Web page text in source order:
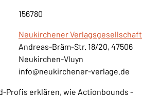
156780
Neukirchener Verlagsgesellschaft
Andreas-Bräm-Str. 18/20, 47506
Neukirchen-Vluyn
info@neukirchener-verlage.de
Profis erklären, wie Actionbounds -